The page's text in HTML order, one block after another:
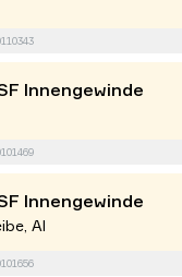
Innengewinde
Innengewinde
Al